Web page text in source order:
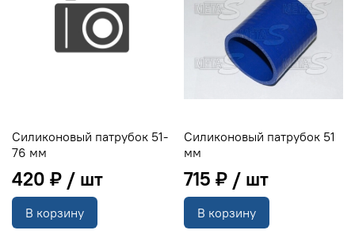
Силиконовый патрубок 51-
76 мм
420 ₽
В корзину
Силиконовый патрубок 51
мм
715 ₽
В корзину